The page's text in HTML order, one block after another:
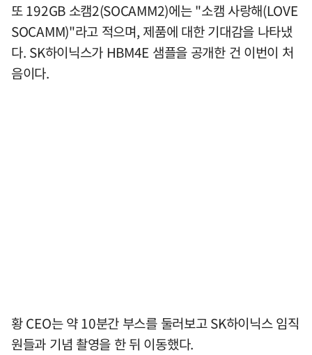
또 192GB 소캠2(SOCAMM2)에는 "소캠 사랑해(LOVE
SOCAMM)"라고 적으며, 제품에 대한 기대감을 나타냈
다. SK하이닉스가 HBM4E 샘플을 공개한 건 이번이 처
음이다.
황 CEO는 약 10분간 부스를 둘러보고 SK하이닉스 임직
원들과 기념 촬영을 한 뒤 이동했다.